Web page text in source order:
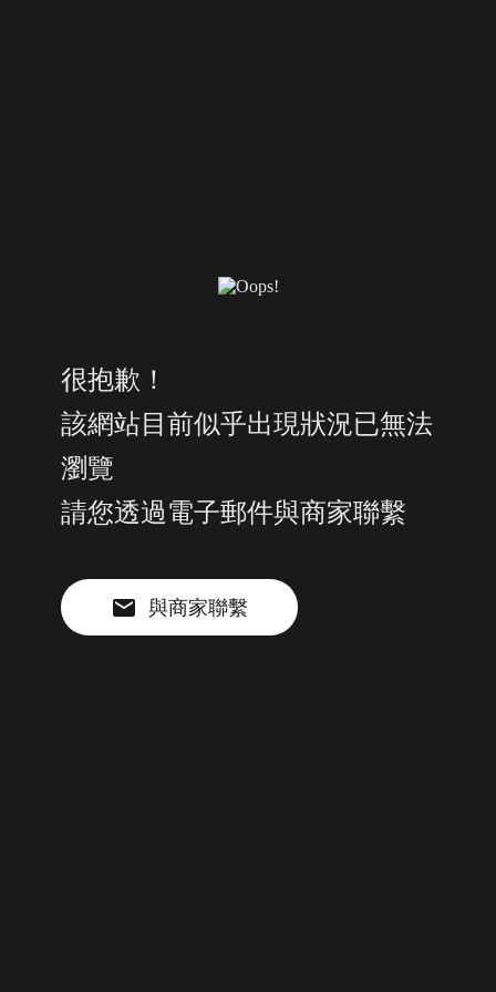
很抱歉！
該網站目前似乎出現狀況已無法
瀏覽
請您透過電子郵件與商家聯繫
與商家聯繫